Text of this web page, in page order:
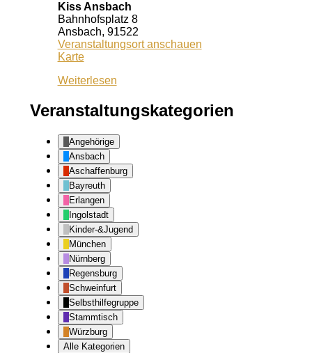
Kiss Ansbach
Bahnhofsplatz 8
Ansbach, 91522
Veranstaltungsort anschauen
KarteKiss
Weiterlesen
Veranstaltungskategorien
Angehörige
Ansbach
Aschaffenburg
Bayreuth
Erlangen
Ingolstadt
Kinder-&Jugend
München
Nürnberg
Regensburg
Schweinfurt
Selbsthilfegruppe
Stammtisch
Würzburg
Alle Kategorien